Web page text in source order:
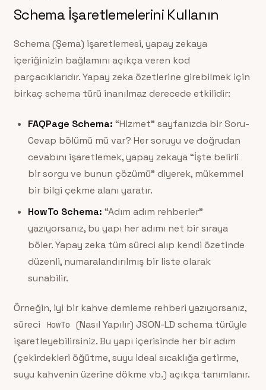
Schema İşaretlemelerini Kullanın
Schema (Şema) işaretlemesi, yapay zekaya
içeriğinizin bağlamını açıkça veren kod
parçacıklarıdır. Yapay zeka özetlerine girebilmek için
birkaç schema türü inanılmaz derecede etkilidir:
FAQPage Schema: “Hizmet” sayfanızda bir Soru-
Cevap bölümü mü var? Her soruyu ve doğrudan
cevabını işaretlemek, yapay zekaya “İşte belirli
bir sorgu ve bunun çözümü” diyerek, mükemmel
bir bilgi çekme alanı yaratır.
HowTo Schema: “Adım adım rehberler”
yazıyorsanız, bu yapı her adımı net bir sıraya
böler. Yapay zeka tüm süreci alıp kendi özetinde
düzenli, numaralandırılmış bir liste olarak
sunabilir.
Örneğin, iyi bir kahve demleme rehberi yazıyorsanız,
süreci
HowTo
(Nasıl Yapılır) JSON-LD schema türüyle
işaretleyebilirsiniz. Bu yapı içerisinde her bir adım
(çekirdekleri öğütme, suyu ideal sıcaklığa getirme,
suyu kahvenin üzerine dökme vb.) açıkça tanımlanır.